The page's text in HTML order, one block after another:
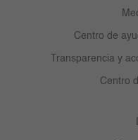
Centro de
Transparencia y
Centro